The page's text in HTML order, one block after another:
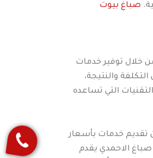
صباغ بيوت
خلال توفير خدمات
والنتيجة،
التي تساعده
تقديم خدمات بأسعار
الاحمدي يقدم